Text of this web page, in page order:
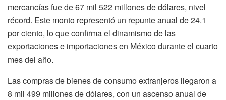
mercancías fue de 67 mil 522 millones de dólares, nivel
récord. Este monto representó un repunte anual de 24.1
por ciento, lo que confirma el dinamismo de las
exportaciones e importaciones en México durante el cuarto
mes del año.
Las compras de bienes de consumo extranjeros llegaron a
8 mil 499 millones de dólares, con un ascenso anual de